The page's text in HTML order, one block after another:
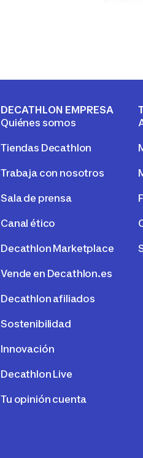
DECATHLON EMPRESA
Quiénes somos
Tiendas Decathlon
Trabaja con nosotros
Sala de prensa
Canal ético
Decathlon Marketplace
Vende en Decathlon.es
Decathlon afiliados
Sostenibilidad
Innovación
Decathlon Live
Tu opinión cuenta